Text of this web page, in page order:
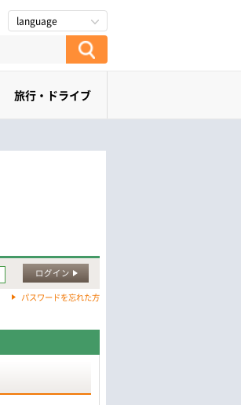
language
旅行・ドライブ
ログイン
パスワードを忘れた方